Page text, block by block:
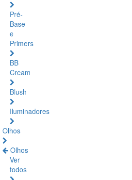
Pré-
Base
e
Primers
BB
Cream
Blush
Iluminadores
Olhos
Olhos
Ver
todos